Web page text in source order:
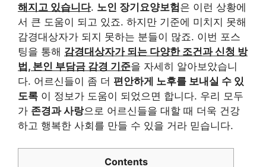
해지고 있습니다. 노인 장기요양보험은 이런 상황에
서 큰 도움이 되고 있죠. 하지만 기준에 미치지 못해
감경대상자가 되지 못하는 분들이 많죠. 이번 포스
팅을 통해 감경대상자가 되는 다양한 조건과 신청 방
법, 본인 부담금 감경 기준을 자세히 알아보았습니
다. 어르신들이 좀 더 편안하게 노후를 보내실 수 있
도록 이 정보가 도움이 되었으면 합니다. 우리 모두
가 존경과 사랑으로 어르신들을 대할 때 더욱 건강
하고 행복한 사회를 만들 수 있을 거라 믿습니다.
Contents